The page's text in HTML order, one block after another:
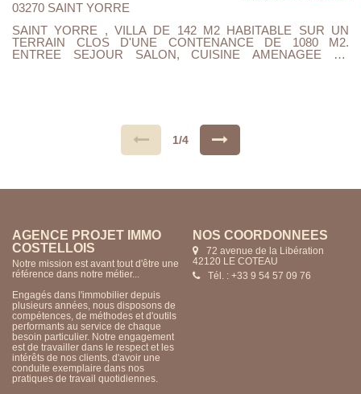
03270 SAINT YORRE
SAINT YORRE , VILLA DE 142 M2 HABITABLE SUR UN
TERRAIN CLOS D'UNE CONTENANCE DE 1080 M2.
ENTREE SEJOUR SALON, CUISINE AMENAGEE ET
ROULANTS ELECTRIQUES, TOUT A L'EGOUT. PROXIMITE
COEUR DE VILLE COMMERCES ET
BUS...CONSTRUCTION TRADITIONNELLE.. TAXE
1/4
AGENCE PROJET IMMO
CUSSET
Notre mission est avant tout d'être une
référence dans notre métier...
Engagés dans l'immobilier depuis
plusieurs années, nous disposons de
compétences, de méthodes et d'outils
performants au service de chaque
besoin particulier. Notre engagement
est de travailler dans le respect et les
intérêts de nos clients, d'avoir une
conduite exemplaire dans nos
pratiques de travail quotidiennes.
NOS COORDONNÉES
15 rue du Rivage
03200 VICHY
Tél. : +33 4 70 57 85 24